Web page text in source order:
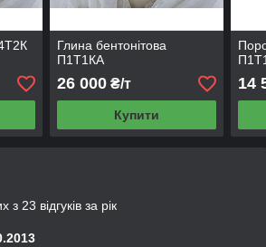
Глина бентонітова
П1Т1КА
26 000₴/т
Купити
14
23 відгуків за рік